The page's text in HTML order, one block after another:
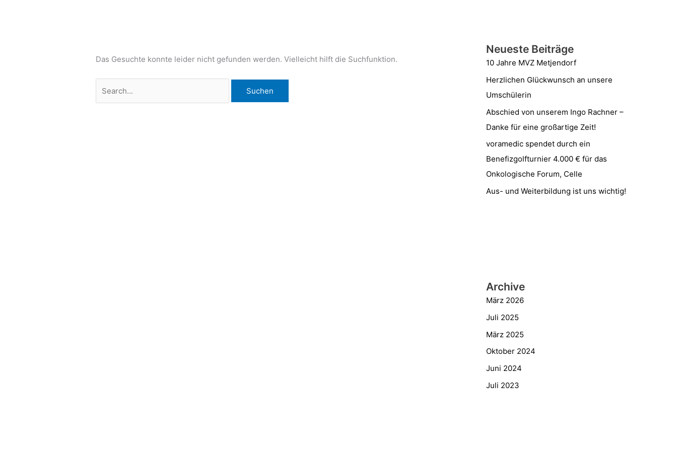
Das Gesuchte konnte leider nicht gefunden werden. Vielleicht hilft die Suchfunktion.
Neueste Beiträge
10 Jahre MVZ Metjendorf
Herzlichen Glückwunsch an unsere
Umschülerin
Abschied von unserem Ingo Rachner –
Danke für eine großartige Zeit!
voramedic spendet durch ein
Benefizgolfturnier 4.000 € für das
Onkologische Forum, Celle
Aus- und Weiterbildung ist uns wichtig!
Archive
März 2026
Juli 2025
März 2025
Oktober 2024
Juni 2024
Juli 2023